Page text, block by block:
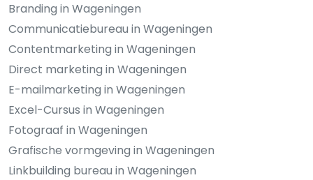
Branding in Wageningen
Communicatiebureau in Wageningen
Contentmarketing in Wageningen
Direct marketing in Wageningen
E-mailmarketing in Wageningen
Excel-Cursus in Wageningen
Fotograaf in Wageningen
Grafische vormgeving in Wageningen
Linkbuilding bureau in Wageningen